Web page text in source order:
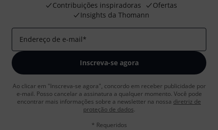
Contribuições inspiradoras
Ofertas
Insights da Thomann
Endereço de e-mail*
Inscreva-se agora
Ao clicar em "Inscreva-se agora", concordo em receber publicidade por
e-mail. Posso cancelar a assinatura a qualquer momento. Você pode
encontrar mais informações sobre a newsletter na nossa diretriz de
proteção de dados.
* Requeridos